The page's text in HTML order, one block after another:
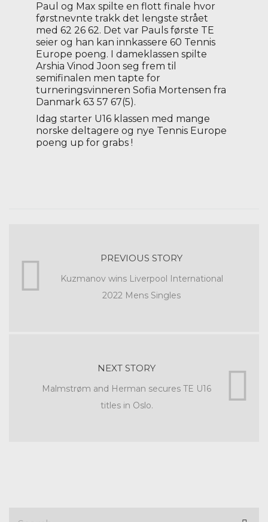
Paul og Max spilte en flott finale hvor
førstnevnte trakk det lengste strået
med 62 26 62. Det var Pauls første TE
seier og han kan innkassere 60 Tennis
Europe poeng. I dameklassen spilte
Arshia Vinod Joon seg frem til
semifinalen men tapte for
turneringsvinneren Sofia Mortensen fra
Danmark 63 57 67(5).
Idag starter U16 klassen med mange
norske deltagere og nye Tennis Europe
poeng up for grabs !
PREVIOUS STORY
Kuzmanov wins Liverpool International
2022 Mens Singles
NEXT STORY
Malmstrøm and Herman secures TE U16
titles in Oslo.